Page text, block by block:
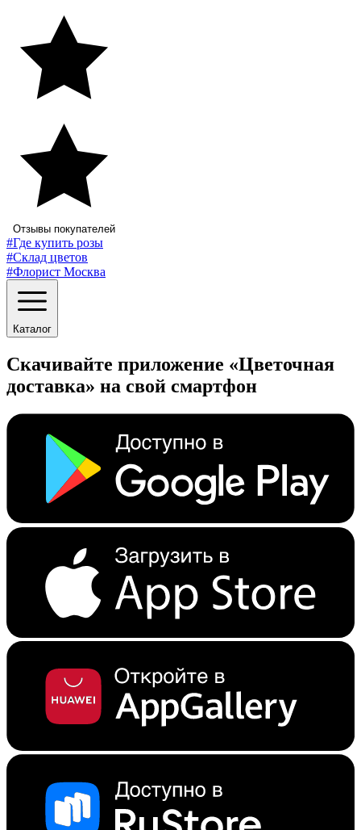
Отзывы покупателей
#Где купить розы
#Склад цветов
#Флорист Москва
Каталог
Скачивайте приложение «Цветочная
доставка» на свой смартфон